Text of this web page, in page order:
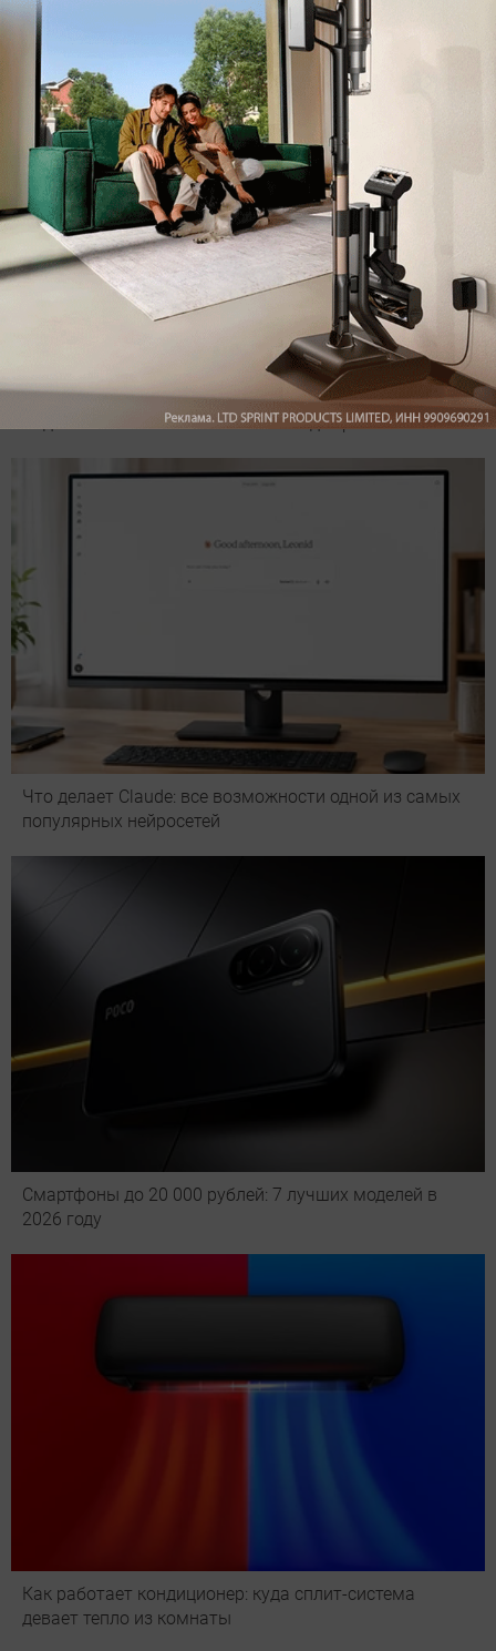
Обзор вертикального пылесоса Dreame Z40 AquaCycle
Pro: гибкий подход к уборке
Подпишись на наш канал в мессенджере МАХ
Что делает Сlaude: все возможности одной из самых
популярных нейросетей
Смартфоны до 20 000 рублей: 7 лучших моделей в
2026 году
Как работает кондиционер: куда сплит-система
девает тепло из комнаты